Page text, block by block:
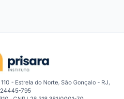
- Estrela do Norte, São Gonçalo - RJ,
24445-795